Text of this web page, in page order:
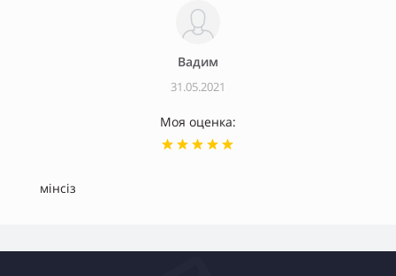
Вадим
31.05.2021
Моя оценка:
мінсіз